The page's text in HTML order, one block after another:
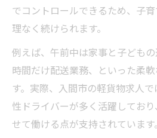
でコントロールできるため、子
理なく続けられます。
例えば、午前中は家事と子ども
時間だけ配送業務、といった柔
す。実際、入間市の軽貨物求人
性ドライバーが多く活躍してお
せて働ける点が支持されています。